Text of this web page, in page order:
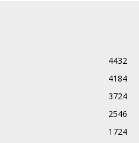
4432
4184
3724
2546
1724